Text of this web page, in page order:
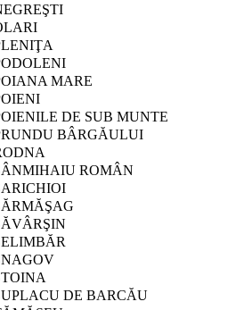
MARE
DE SUB MUNTE
BÂRGĂULUI
ROMÂN
DE BARCĂU